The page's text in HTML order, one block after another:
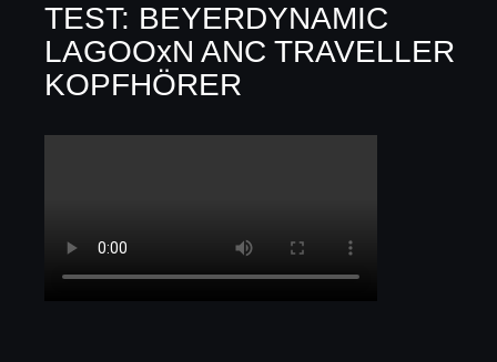
TEST: BEYERDYNAMIC
LAGOOxN ANC TRAVELLER
KOPFHÖRER